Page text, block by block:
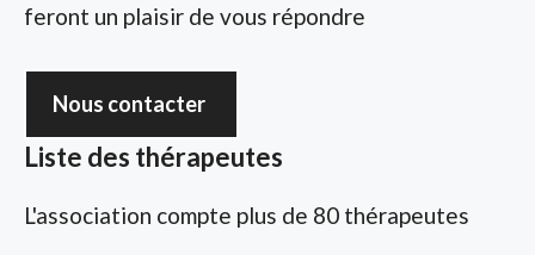
feront un plaisir de vous répondre
Nous contacter
Liste des thérapeutes
L'association compte plus de 80 thérapeutes